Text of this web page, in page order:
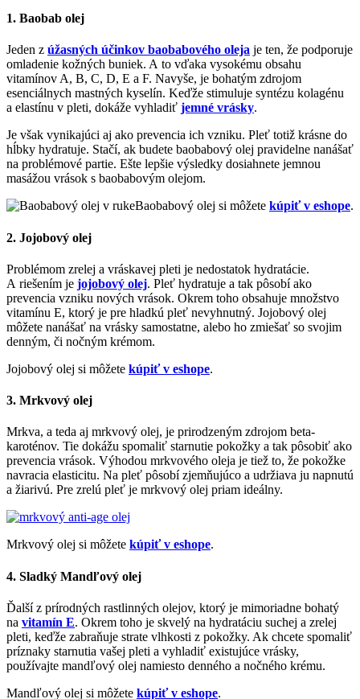
1. Baobab olej
Jeden z úžasných účinkov baobabového oleja je ten, že podporuje
omladenie kožných buniek. A to vďaka vysokému obsahu
vitamínov A, B, C, D, E a F. Navyše, je bohatým zdrojom
esenciálnych mastných kyselín. Keďže stimuluje syntézu kolagénu
a elastínu v pleti, dokáže vyhladiť jemné vrásky.
Je však vynikajúci aj ako prevencia ich vzniku. Pleť totiž krásne do
hĺbky hydratuje. Stačí, ak budete baobabový olej pravidelne nanášať
na problémové partie. Ešte lepšie výsledky dosiahnete jemnou
masážou vrások s baobabovým olejom.
Baobabový olej si môžete kúpiť v eshope.
2. Jojobový olej
Problémom zrelej a vráskavej pleti je nedostatok hydratácie.
A riešením je jojobový olej. Pleť hydratuje a tak pôsobí ako
prevencia vzniku nových vrások. Okrem toho obsahuje množstvo
vitamínu E, ktorý je pre hladkú pleť nevyhnutný. Jojobový olej
môžete nanášať na vrásky samostatne, alebo ho zmiešať so svojim
denným, či nočným krémom.
Jojobový olej si môžete kúpiť v eshope.
3. Mrkvový olej
Mrkva, a teda aj mrkvový olej, je prirodzeným zdrojom beta-
karoténov. Tie dokážu spomaliť starnutie pokožky a tak pôsobiť ako
prevencia vrások. Výhodou mrkvového oleja je tiež to, že pokožke
navracia elasticitu. Na pleť pôsobí zjemňujúco a udržiava ju napnutú
a žiarivú. Pre zrelú pleť je mrkvový olej priam ideálny.
Mrkvový olej si môžete kúpiť v eshope.
4. Sladký Mandľový olej
Ďalší z prírodných rastlinných olejov, ktorý je mimoriadne bohatý
na vitamín E. Okrem toho je skvelý na hydratáciu suchej a zrelej
pleti, keďže zabraňuje strate vlhkosti z pokožky. Ak chcete spomaliť
príznaky starnutia vašej pleti a vyhladiť existujúce vrásky,
používajte mandľový olej namiesto denného a nočného krému.
Mandľový olej si môžete kúpiť v eshope.